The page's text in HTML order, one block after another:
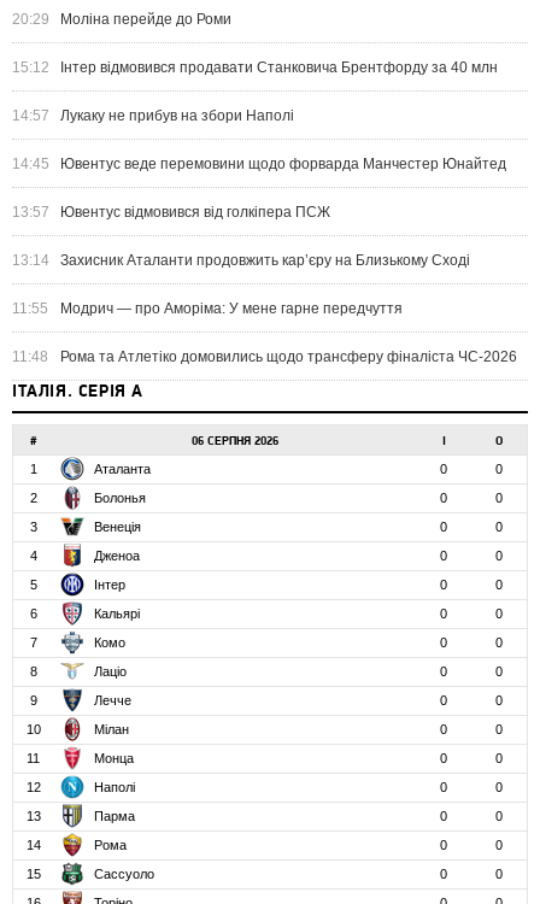
20:29 Моліна перейде до Роми
15:12 Інтер відмовився продавати Станковича Брентфорду за 40 млн
14:57 Лукаку не прибув на збори Наполі
14:45 Ювентус веде перемовини щодо форварда Манчестер Юнайтед
13:57 Ювентус відмовився від голкіпера ПСЖ
13:14 Захисник Аталанти продовжить кар’єру на Близькому Сході
11:55 Модрич — про Аморіма: У мене гарне передчуття
11:48 Рома та Атлетіко домовились щодо трансферу фіналіста ЧС-2026
ІТАЛІЯ. СЕРІЯ А
# 06 СЕРПНЯ 2026 І О
1 Аталанта 0
0
2
Болонья 0
0
3
Венеція 0
0
4
Дженоа 0
0
5
Інтер 0
0
6
Кальярі 0
0
7
Комо 0
0
8
Лаціо 0
0
9
Лечче 0
0
10
Мілан 0
0
11
Монца 0
0
12
Наполі 0
0
13
Парма 0
0
14
Рома 0
0
15
Сассуоло 0
0